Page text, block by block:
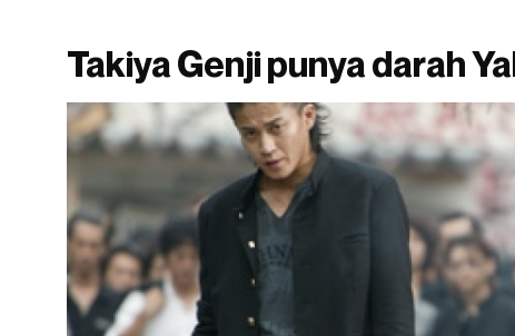
Takiya Genji punya darah